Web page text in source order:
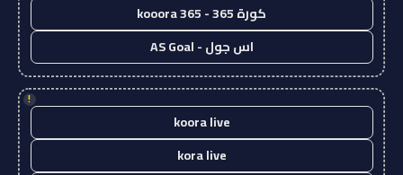
كورة 365 - kooora 365
اس جول - AS Goal
!
koora live
kora live